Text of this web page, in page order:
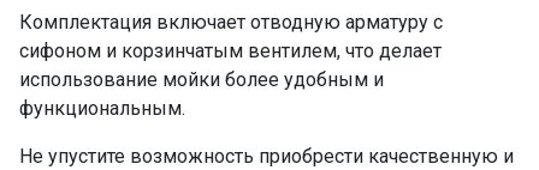
Комплектация включает отводную арматуру с
сифоном и корзинчатым вентилем, что делает
использование мойки более удобным и
функциональным.
Не упустите возможность приобрести качественную и